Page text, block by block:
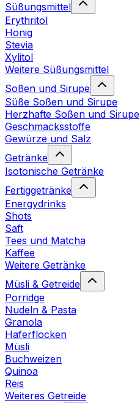
Süßungsmittel
Erythritol
Honig
Stevia
Xylitol
Weitere Süßungsmittel
Soßen und Sirupe
Süße Soßen und Sirupe
Herzhafte Soßen und Sirupe
Geschmacksstoffe
Gewürze und Salz
Getränke
Isotonische Getränke
Fertiggetränke
Energydrinks
Shots
Saft
Tees und Matcha
Kaffee
Weitere Getränke
Müsli & Getreide
Porridge
Nudeln & Pasta
Granola
Haferflocken
Müsli
Buchweizen
Quinoa
Reis
Weiteres Getreide